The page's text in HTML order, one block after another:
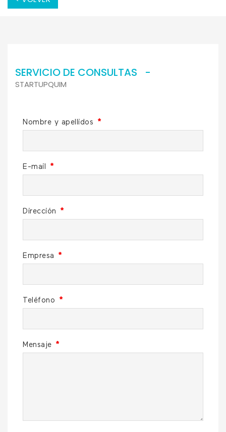
SERVICIO DE CONSULTAS -
STARTUPQUIM
Nombre y apellidos *
E-mail *
Dirección *
Empresa *
Teléfono *
Mensaje *